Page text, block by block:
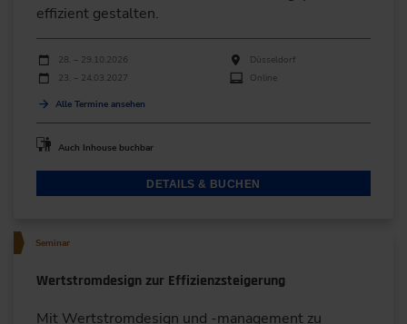
effizient gestalten.
Durchführungen
Veranstaltungsdatum
28. – 29.10.2026
Düsseldorf
23. – 24.03.2027
Online
Alle Termine ansehen
Auch Inhouse buchbar
DETAILS & BUCHEN
Seminar
Wertstromdesign zur Effizienzsteigerung
Mit Wertstromdesign und -management zu